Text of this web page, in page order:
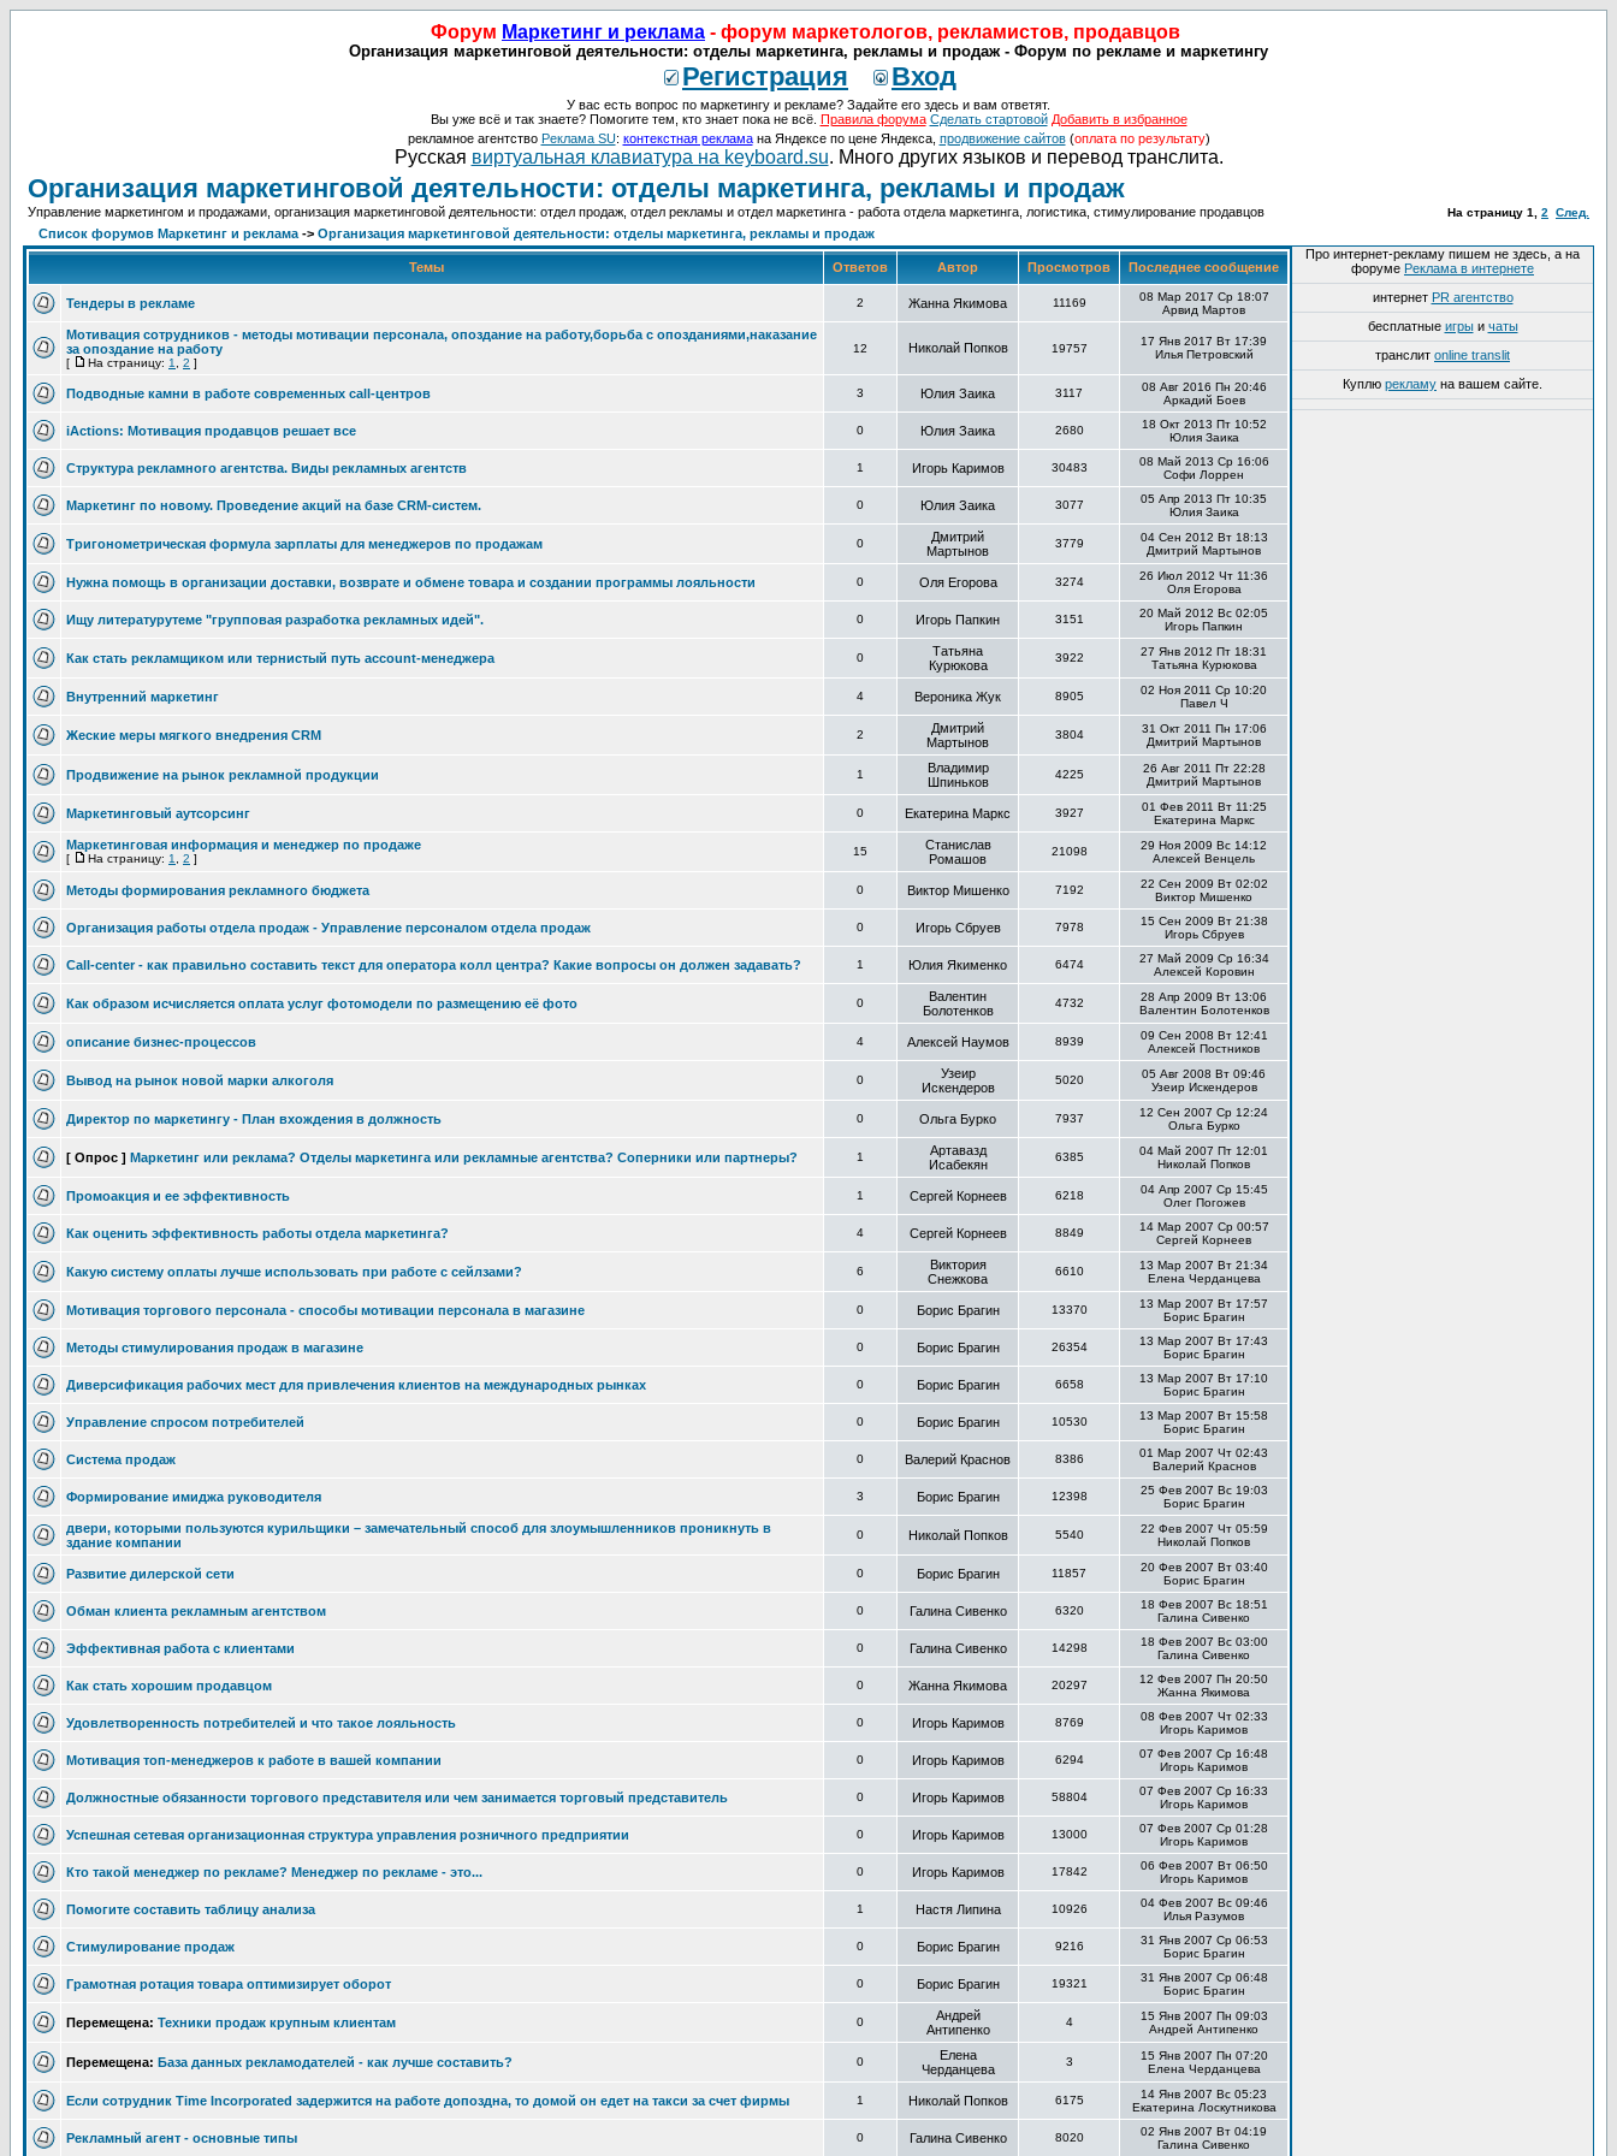
Форум Маркетинг и реклама - форум маркетологов, рекламистов, продавцов
Организация маркетинговой деятельности: отделы маркетинга, рекламы и продаж - Форум по рекламе и маркетингу
Регистрация Вход
У вас есть вопрос по маркетингу и рекламе? Задайте его здесь и вам ответят.
Вы уже всё и так знаете? Помогите тем, кто знает пока не всё. Правила форума Сделать стартовой Добавить в избранное
рекламное агентство Реклама SU: контекстная рекламана Яндексе по цене Яндекса, продвижение сайтов(оплата по результату)
Русская виртуальная клавиатура на keyboard.su. Много других языков и перевод транслита.
Организация маркетинговой деятельности: отделы маркетинга, рекламы и продаж
Управление маркетингом и продажами, организация маркетинговой деятельности: отдел продаж, отдел рекламы и отдел маркетинга - работа отдела маркетинга, логистика, стимулирование продавцов На страницу 1 2 След.
Список форумов Маркетинг и реклама -> Организация маркетинговой деятельности: отделы маркетинга, рекламы и продаж
Темы Ответов Автор Просмотров Последнее сообщение
Тендеры в рекламе 2 Жанна Якимова 11169
08 Мар 2017 Ср 18:07
Арвид Мартов
Мотивация сотрудников - методы мотивации персонала, опоздание на работу,борьба с опозданиями,наказание
за опоздание на работу
[ На страницу: 1 2 ]
12 Николай Попков 19757
17 Янв 2017 Вт 17:39
Илья Петровский
Подводные камни в работе современных сall-центров 3 Юлия Заика 3117
08 Авг 2016 Пн 20:46
Аркадий Боев
iActions: Мотивация продавцов решает все 0 Юлия Заика 2680
18 Окт 2013 Пт 10:52
Юлия Заика
Структура рекламного агентства. Виды рекламных агентств 1 Игорь Каримов 30483
08 Май 2013 Ср 16:06
Софи Лоррен
Маркетинг по новому. Проведение акций на базе CRM-систем. 0 Юлия Заика 3077
05 Апр 2013 Пт 10:35
Юлия Заика
Тригонометрическая формула зарплаты для менеджеров по продажам 0
Дмитрий
Мартынов
3779
04 Сен 2012 Вт 18:13
Дмитрий Мартынов
Нужна помощь в организации доставки, возврате и обмене товара и создании программы лояльности 0 Оля Егорова 3274
26 Июл 2012 Чт 11:36
Оля Егорова
Ищу литературутеме "групповая разработка рекламных идей". 0 Игорь Папкин 3151
20 Май 2012 Вс 02:05
Игорь Папкин
Как стать рекламщиком или тернистый путь account-менеджера 0
Татьяна
Курюкова
3922
27 Янв 2012 Пт 18:31
Татьяна Курюкова
Внутренний маркетинг 4 Вероника Жук 8905
02 Ноя 2011 Ср 10:20
Павел Ч
Жеские меры мягкого внедрения CRM 2
Дмитрий
Мартынов
3804
31 Окт 2011 Пн 17:06
Дмитрий Мартынов
Продвижение на рынок рекламной продукции 1
Владимир
Шпиньков
4225
26 Авг 2011 Пт 22:28
Дмитрий Мартынов
Маркетинговый аутсорсинг 0 Екатерина Маркс 3927
01 Фев 2011 Вт 11:25
Екатерина Маркс
Маркетинговая информация и менеджер по продаже
[ На страницу: 1 2 ]
15
Станислав
Ромашов
21098
29 Ноя 2009 Вс 14:12
Алексей Венцель
Методы формирования рекламного бюджета 0 Виктор Мишенко 7192
22 Сен 2009 Вт 02:02
Виктор Мишенко
Организация работы отдела продаж - Управление персоналом отдела продаж 0 Игорь Сбруев 7978
15 Сен 2009 Вт 21:38
Игорь Сбруев
Call-center - как правильно составить текст для оператора колл центра? Какие вопросы он должен задавать? 1 Юлия Якименко 6474
27 Май 2009 Ср 16:34
Алексей Коровин
Как образом исчисляется оплата услуг фотомодели по размещению её фото 0
Валентин
Болотенков
4732
28 Апр 2009 Вт 13:06
Валентин Болотенков
описание бизнес-процессов 4 Алексей Наумов 8939
09 Сен 2008 Вт 12:41
Алексей Постников
Вывод на рынок новой марки алкоголя 0
Узеир
Искендеров
5020
05 Авг 2008 Вт 09:46
Узеир Искендеров
Директор по маркетингу - План вхождения в должность 0 Ольга Бурко 7937
12 Сен 2007 Ср 12:24
Ольга Бурко
[ Опрос ] Маркетинг или реклама? Отделы маркетинга или рекламные агентства? Соперники или партнеры? 1
Артавазд
Исабекян
6385
04 Май 2007 Пт 12:01
Николай Попков
Промоакция и ее эффективность 1 Сергей Корнеев 6218
04 Апр 2007 Ср 15:45
Олег Погожев
Как оценить эффективность работы отдела маркетинга? 4 Сергей Корнеев 8849
14 Мар 2007 Ср 00:57
Сергей Корнеев
Какую систему оплаты лучше использовать при работе с сейлзами? 6
Виктория
Снежкова
6610
13 Мар 2007 Вт 21:34
Елена Черданцева
Мотивация торгового персонала - способы мотивации персонала в магазине 0 Борис Брагин 13370
13 Мар 2007 Вт 17:57
Борис Брагин
Методы стимулирования продаж в магазине 0 Борис Брагин 26354
13 Мар 2007 Вт 17:43
Борис Брагин
Диверсификация рабочих мест для привлечения клиентов на международных рынках 0 Борис Брагин 6658
13 Мар 2007 Вт 17:10
Борис Брагин
Управление спросом потребителей 0 Борис Брагин 10530
13 Мар 2007 Вт 15:58
Борис Брагин
Система продаж 0 Валерий Краснов 8386
01 Мар 2007 Чт 02:43
Валерий Краснов
Формирование имиджа руководителя 3 Борис Брагин 12398
25 Фев 2007 Вс 19:03
Борис Брагин
двери, которыми пользуются курильщики – замечательный способ для злоумышленников проникнуть в
здание компании
0 Николай Попков 5540
22 Фев 2007 Чт 05:59
Николай Попков
Развитие дилерской сети 0 Борис Брагин 11857
20 Фев 2007 Вт 03:40
Борис Брагин
Обман клиента рекламным агентством 0 Галина Сивенко 6320
18 Фев 2007 Вс 18:51
Галина Сивенко
Эффективная работа с клиентами 0 Галина Сивенко 14298
18 Фев 2007 Вс 03:00
Галина Сивенко
Как стать хорошим продавцом 0 Жанна Якимова 20297
12 Фев 2007 Пн 20:50
Жанна Якимова
Удовлетворенность потребителей и что такое лояльность 0 Игорь Каримов 8769
08 Фев 2007 Чт 02:33
Игорь Каримов
Мотивация топ-менеджеров к работе в вашей компании 0 Игорь Каримов 6294
07 Фев 2007 Ср 16:48
Игорь Каримов
Должностные обязанности торгового представителя или чем занимается торговый представитель 0 Игорь Каримов 58804
07 Фев 2007 Ср 16:33
Игорь Каримов
Успешная сетевая организационная структура управления розничного предприятии 0 Игорь Каримов 13000
07 Фев 2007 Ср 01:28
Игорь Каримов
Кто такой менеджер по рекламе? Менеджер по рекламе - это... 0 Игорь Каримов 17842
06 Фев 2007 Вт 06:50
Игорь Каримов
Помогите составить таблицу анализа 1 Настя Липина 10926
04 Фев 2007 Вс 09:46
Илья Разумов
Стимулирование продаж 0 Борис Брагин 9216
31 Янв 2007 Ср 06:53
Борис Брагин
Грамотная ротация товара оптимизирует оборот 0 Борис Брагин 19321
31 Янв 2007 Ср 06:48
Борис Брагин
Перемещена: Техники продаж крупным клиентам 0
Андрей
Антипенко
4
15 Янв 2007 Пн 09:03
Андрей Антипенко
Перемещена: База данных рекламодателей - как лучше составить? 0
Елена
Черданцева
3
15 Янв 2007 Пн 07:20
Елена Черданцева
Если сотрудник Time Incorporated задержится на работе допоздна, то домой он едет на такси за счет фирмы 1 Николай Попков 6175
14 Янв 2007 Вс 05:23
Екатерина Лоскутникова
Рекламный агент - основные типы 0 Галина Сивенко 8020
02 Янв 2007 Вт 04:19
Галина Сивенко
Про интернет-рекламу пишем не здесь, а на
форуме Реклама в интернете
интернет PR агентство
бесплатные игрыи чаты
транслит online translit
Куплю рекламу на вашем сайте.